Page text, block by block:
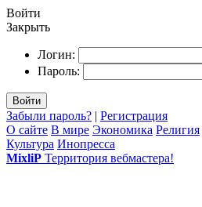
Войти
Закрыть
Логин:
Пароль:
Войти
Забыли пароль? | Регистрация
О сайте В мире Экономика Религия
Культура Инопресса
MixliP Территория вебмастера!